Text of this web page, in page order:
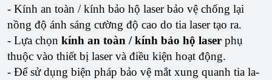
- Kính an toàn / kính bảo hộ laser bảo vệ chống lại
nồng độ ánh sáng cường độ cao do tia laser tạo ra.
- Lựa chọn kính an toàn / kính bảo hộ laser phụ
thuộc vào thiết bị laser và điều kiện hoạt động.
- Để sử dụng biện pháp bảo vệ mắt xung quanh tia la-